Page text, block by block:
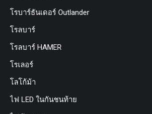
โรบาร์ธันเดอร์ Outlander
โรลบาร์
โรลบาร์ HAMER
โรเลอร์
โลโก้ม้า
ไฟ LED ในกันชนท้าย